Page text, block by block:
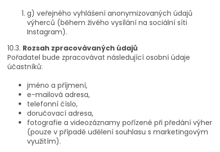
g) veřejného vyhlášení anonymizovaných údajů
výherců (během živého vysílání na sociální síti
Instagram).
10.3. Rozsah zpracovávaných údajů
Pořadatel bude zpracovávat následující osobní údaje
účastníků:
jméno a příjmení,
e-mailová adresa,
telefonní číslo,
doručovací adresa,
fotografie a videozáznamy pořízené při předání výher
(pouze v případě udělení souhlasu s marketingovým
využitím).